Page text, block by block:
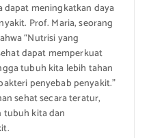
dapat meningkatkan daya
Prof. Maria, seorang
“Nutrisi yang
dapat memperkuat
tubuh kita lebih tahan
penyebab penyakit.”
sehat secara teratur,
tubuh kita dan